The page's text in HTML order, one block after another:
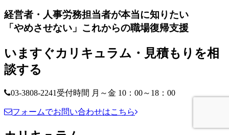
経営者・人事労務担当者が本当に知りたい
「やめさせない」これからの職場復帰支援
いますぐカリキュラム・見積もりを相
談する
03-3808-2241 受付時間 月～金 10：00～18：00
フォームでお問い合わせはこちら